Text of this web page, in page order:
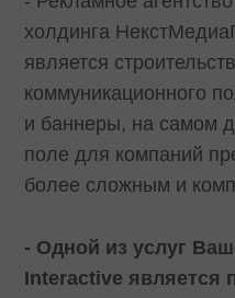
холдинга
является
коммуникационного
и баннеры, на самом
поле для компаний
более сложным и
- Одной из услуг
Interactive является